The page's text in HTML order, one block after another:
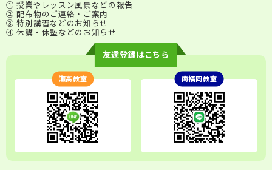
① 授業やレッスン風景などの報告
② 配布物のご連絡・ご案内
③ 特別講習などのお知らせ
④ 休講・休塾などのお知らせ
友達登録はこちら
瀬高教室 南福岡教室